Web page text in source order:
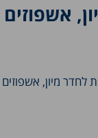
לחדר מיון,